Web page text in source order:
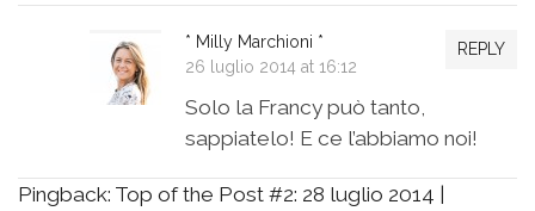
REPLY
* Milly Marchioni *
26 luglio 2014 at 16:12
Solo la Francy può tanto,
sappiatelo! E ce l’abbiamo noi!
Pingback: Top of the Post #2: 28 luglio 2014 |